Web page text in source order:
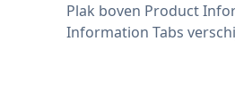
Plak boven Product
Information Tabs